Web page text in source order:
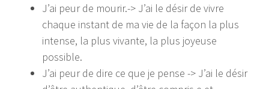
J’ai peur de mourir.-> J’ai le désir de vivre
chaque instant de ma vie de la façon la plus
intense, la plus vivante, la plus joyeuse
possible.
J’ai peur de dire ce que je pense -> J’ai le désir